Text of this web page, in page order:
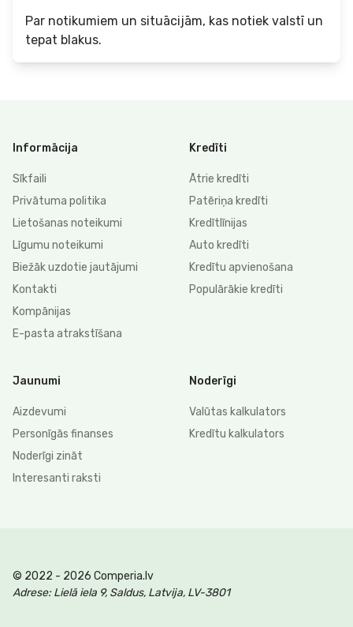
Par notikumiem un situācijām, kas notiek valstī un
tepat blakus.
Informācija
Sīkfaili
Privātuma politika
Lietošanas noteikumi
Līgumu noteikumi
Biežāk uzdotie jautājumi
Kontakti
Kompānijas
E-pasta atrakstīšana
Kredīti
Ātrie kredīti
Patēriņa kredīti
Kredītlīnijas
Auto kredīti
Kredītu apvienošana
Populārākie kredīti
Jaunumi
Aizdevumi
Personīgās finanses
Noderīgi zināt
Interesanti raksti
Noderīgi
Valūtas kalkulators
Kredītu kalkulators
© 2022 - 2026 Comperia.lv
Adrese: Lielā iela 9, Saldus, Latvija, LV-3801